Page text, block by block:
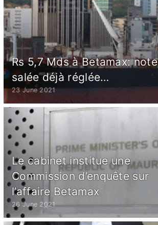
Rs 5,7 Mds à Betamax: note
salée déjà réglée…
23 June 2021
Le cabinet institue une
Commission d’enquête sur
l’affaire Betamax
26 June 2021